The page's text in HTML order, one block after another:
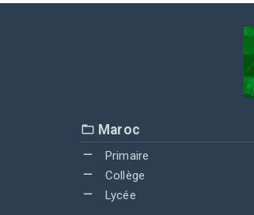
Maroc
Primaire
Collège
Lycée